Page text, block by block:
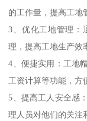
的工作量，提高工地
3、优化工地管理：
理，提高工地生产效
4、便捷实用：工地
工资计算等功能，方
5、提高工人安全感
理人员对他们的关注